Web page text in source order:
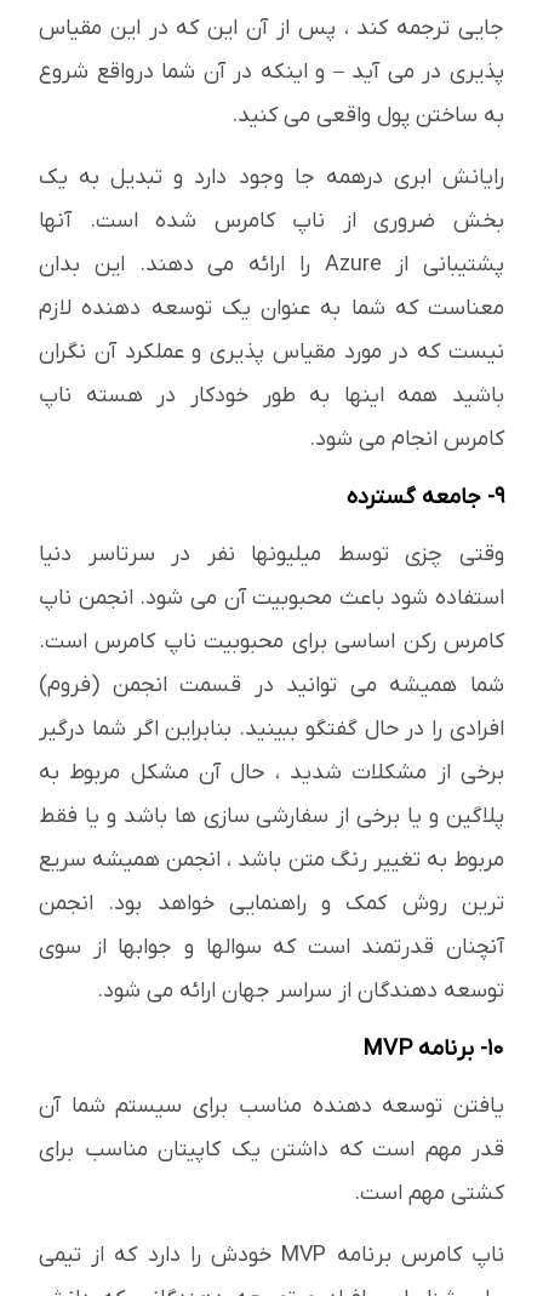
جایی ترجمه کند ، پس از آن این که در این مقیاس
پذیری در می آید – و اینکه در آن شما درواقع شروع
به ساختن پول واقعی می کنید.
رایانش ابری درهمه جا وجود دارد و تبدیل به یک
بخش ضروری از ناپ کامرس شده است. آنها
پشتیبانی از Azure را ارائه می دهند. این بدان
معناست که شما به عنوان یک توسعه دهنده لازم
نیست که در مورد مقیاس پذیری و عملکرد آن نگران
باشید همه اینها به طور خودکار در هسته ناپ
کامرس انجام می شود.
9- جامعه گسترده
وقتی چزی توسط میلیونها نفر در سرتاسر دنیا
استفاده شود باعث محبوبیت آن می شود. انجمن ناپ
کامرس رکن اساسی برای محبوبیت ناپ کامرس است.
شما همیشه می توانید در قسمت انجمن (فروم)
افرادی را در حال گفتگو ببینید. بنابراین اگر شما درگیر
برخی از مشکلات شدید ، حال آن مشکل مربوط به
پلاگین و یا برخی از سفارشی سازی ها باشد و یا فقط
مربوط به تغییر رنگ متن باشد ، انجمن همیشه سریع
ترین روش کمک و راهنمایی خواهد بود. انجمن
آنچنان قدرتمند است که سوالها و جوابها از سوی
توسعه دهندگان از سراسر جهان ارائه می شود.
10- برنامه MVP
یافتن توسعه دهنده مناسب برای سیستم شما آن
قدر مهم است که داشتن یک کاپیتان مناسب برای
کشتی مهم است.
ناپ کامرس برنامه MVP خودش را دارد که از تیمی